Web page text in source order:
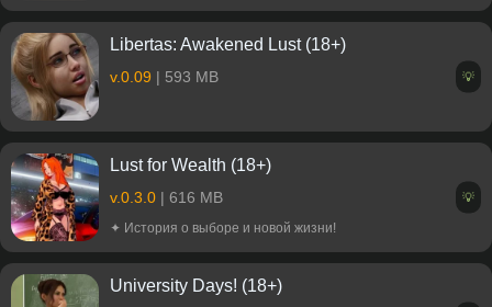
Libertas: Awakened Lust (18+)
v.0.09 | 593 MB 💡
Lust for Wealth (18+)
v.0.3.0 | 616 MB
✦ История о выборе и новой жизни!
💡
University Days! (18+)